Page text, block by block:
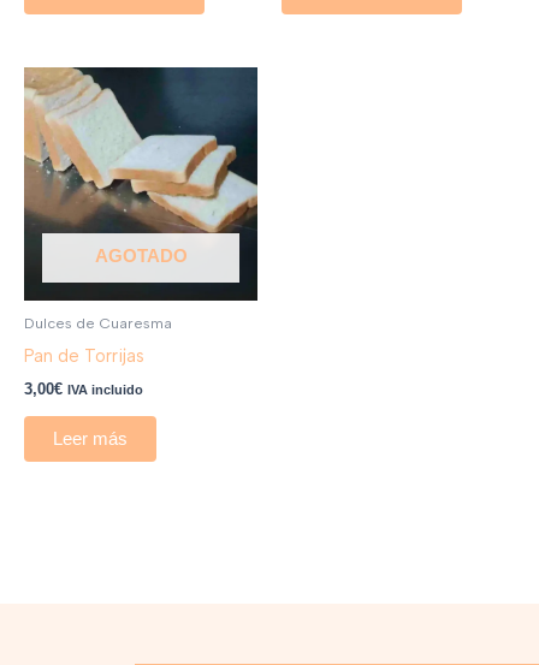
AGOTADO
Dulces de Cuaresma
Pan de Torrijas
3,00€ IVA incluido
Leer más